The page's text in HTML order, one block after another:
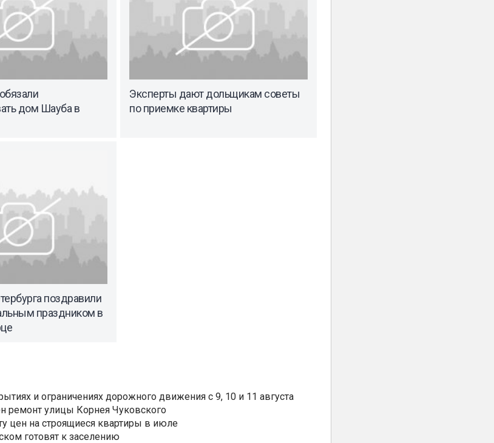
дом Шауба в
Эксперты дают дольщикам советы
по приемке квартиры
поздравили
праздником в
и ограничениях дорожного движения с 9, 10 и 11 августа
ремонт улицы Корнея Чуковского
цен на строящиеся квартиры в июле
готовят к заселению